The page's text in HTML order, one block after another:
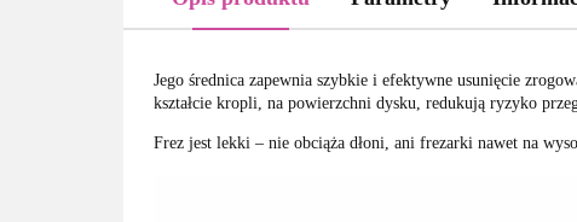
Jego średnica zapewnia szybkie i efektywne usunięcie
kształcie kropli, na powierzchni dysku, redukują ryzyko
Frez jest lekki – nie obciąża dłoni, ani frezarki nawet na